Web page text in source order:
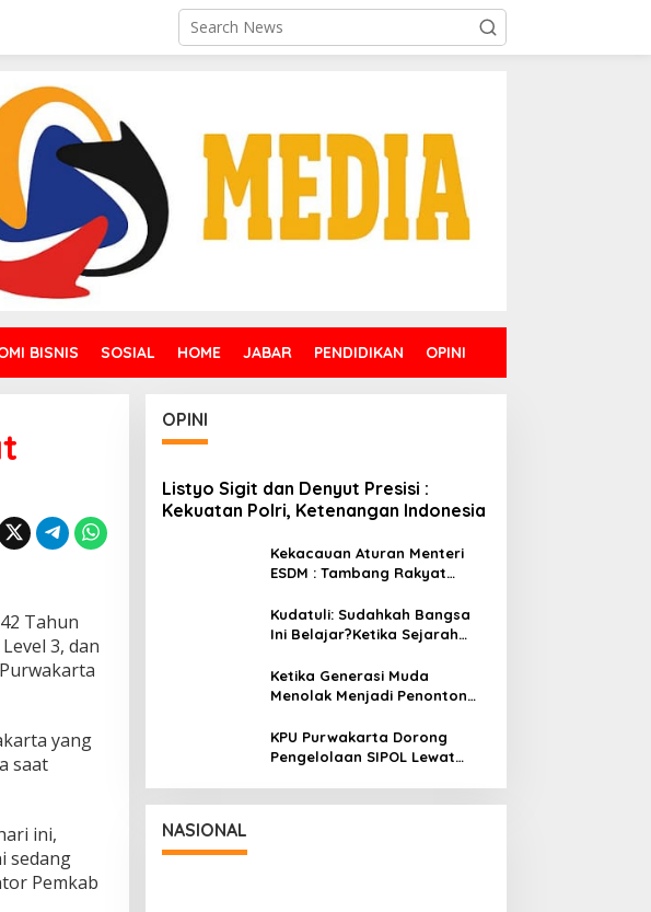
BISNIS SOSIAL HOME JABAR PENDIDIKAN OPINI
Tahun
3, dan
yang
saat
ini,
sedang
Pemkab
OPINI
Listyo Sigit dan Denyut Presisi :
Kekuatan Polri, Ketenangan Indonesia
Kekacauan Aturan Menteri
ESDM : Tambang Rakyat
Berkali-kali
Kudatuli: Sudahkah Bangsa
Ini Belajar?Ketika Sejarah
tetapi untuk Dihayati
Ketika Generasi Muda
Menolak Menjadi Penonton
Cockroach di India
KPU Purwakarta Dorong
Pengelolaan SIPOL Lewat
NASIONAL
Pejabat Negara Terima Warga
Kehormatan dan Brevet Korps
Marinir
In Nasional | August 5, 2026